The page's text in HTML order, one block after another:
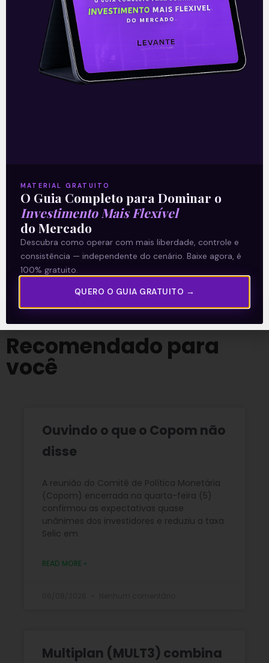
—
O conteúdo foi útil para você? Compartilhe!
Recomendado para
você
Ouvindo o que o Copom não
disse
A reunião do Comitê de Política Monetária
(Copom) encerrada na quarta-feira (5)
confirmou as expectativas quase
unânimes dos investidores e reduziu a taxa
Selic em
READ MORE »
Multiplan (MULT3) combina
MATERIAL GRATUITO
O Guia Completo para Dominar o
Investimento Mais Flexível
do Mercado
Descubra como operar com mais liberdade, controle e
consistência — independente do cenário. Baixe agora, é
100% gratuito.
QUERO O GUIA GRATUITO →